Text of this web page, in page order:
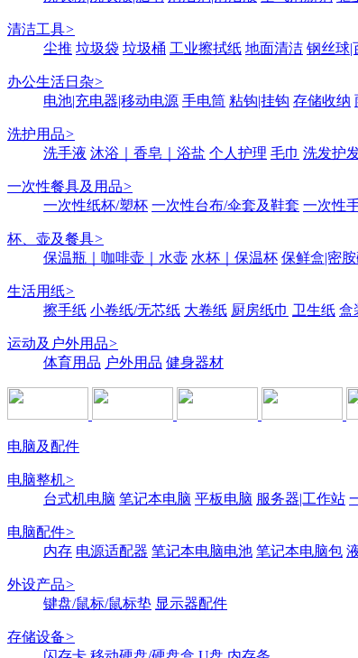
清洁工具>
尘推 垃圾袋 垃圾桶 工业擦拭纸 地面清洁 钢丝球|
办公生活日杂>
电池|充电器|移动电源 手电筒 粘钩|挂钩 存储收纳
洗护用品>
洗手液 沐浴｜香皂｜浴盐 个人护理 毛巾 洗发护
一次性餐具及用品>
一次性纸杯/塑杯 一次性台布/伞套及鞋套 一次性
杯、壶及餐具>
保温瓶｜咖啡壶｜水壶 水杯｜保温杯 保鲜盒|密
生活用纸>
擦手纸 小卷纸/无芯纸 大卷纸 厨房纸巾 卫生纸 盒
运动及户外用品>
体育用品 户外用品 健身器材
电脑及配件
电脑整机>
台式机电脑 笔记本电脑 平板电脑 服务器|工作站
电脑配件>
内存 电源适配器 笔记本电脑电池 笔记本电脑包
外设产品>
键盘/鼠标/鼠标垫 显示器配件
存储设备>